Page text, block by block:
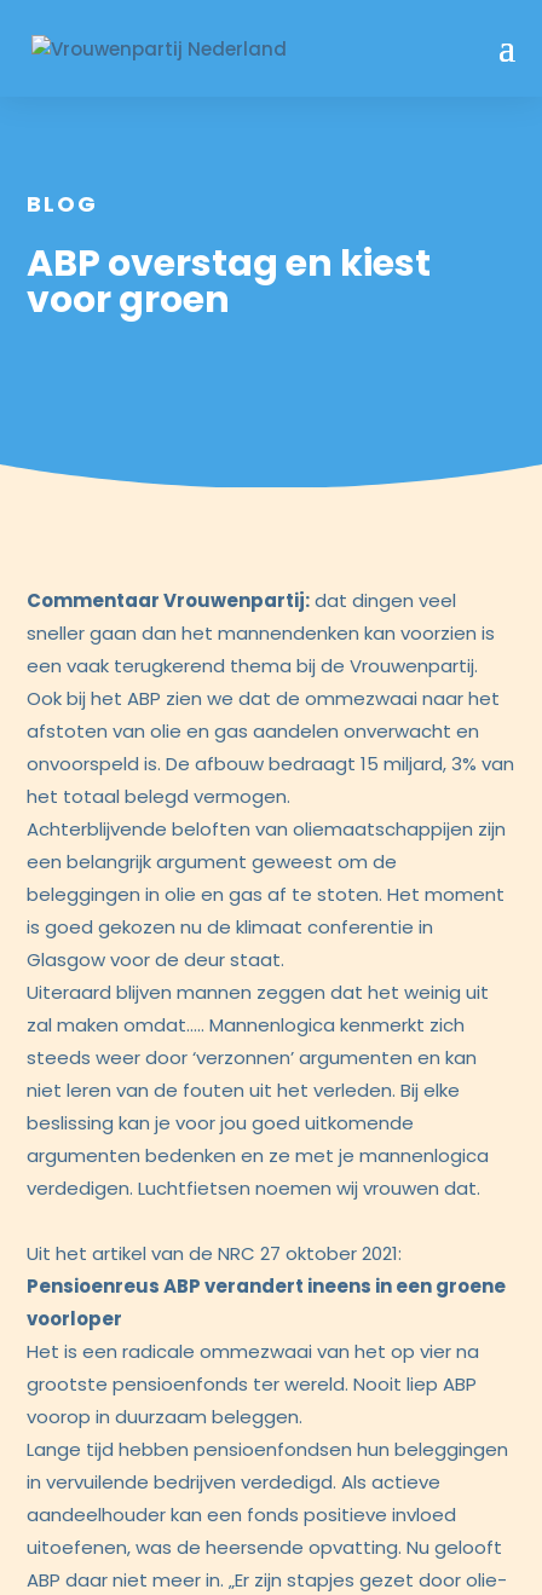
BLOG
ABP overstag en kiest
voor groen
Commentaar Vrouwenpartij:dat dingen veel
sneller gaan dan het mannendenken kan voorzien is
een vaak terugkerend thema bij de Vrouwenpartij.
Ook bij het ABP zien we dat de ommezwaai naar het
afstoten van olie en gas aandelen onverwacht en
onvoorspeld is. De afbouw bedraagt 15 miljard, 3% van
het totaal belegd vermogen.
Achterblijvende beloften van oliemaatschappijen zijn
een belangrijk argument geweest om de
beleggingen in olie en gas af te stoten. Het moment
is goed gekozen nu de klimaat conferentie in
Glasgow voor de deur staat.
Uiteraard blijven mannen zeggen dat het weinig uit
zal maken omdat….. Mannenlogica kenmerkt zich
steeds weer door ‘verzonnen’ argumenten en kan
niet leren van de fouten uit het verleden. Bij elke
beslissing kan je voor jou goed uitkomende
argumenten bedenken en ze met je mannenlogica
verdedigen. Luchtfietsen noemen wij vrouwen dat.
Uit het artikel van de NRC 27 oktober 2021:
Pensioenreus ABP verandert ineens in een groene
voorloper
Het is een radicale ommezwaai van het op vier na
grootste pensioenfonds ter wereld. Nooit liep ABP
voorop in duurzaam beleggen.
Lange tijd hebben pensioenfondsen hun beleggingen
in vervuilende bedrijven verdedigd. Als actieve
aandeelhouder kan een fonds positieve invloed
uitoefenen, was de heersende opvatting. Nu gelooft
ABP daar niet meer in. „Er zijn stapjes gezet door olie-